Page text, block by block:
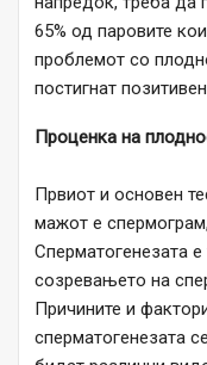
65% од паровите
проблемот со
постигнат
Проценка на
Првиот и основен
мажот е
Сперматогенезата е
созревањето на
Причините и
сперматогенезата